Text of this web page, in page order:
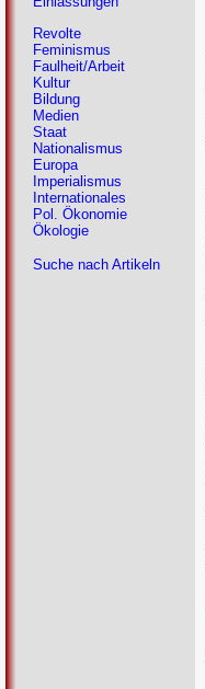
Revolte
Feminismus
Faulheit/Arbeit
Kultur
Bildung
Medien
Staat
Nationalismus
Europa
Imperialismus
Internationales
Pol. Ökonomie
Ökologie
Suche nach Artikeln